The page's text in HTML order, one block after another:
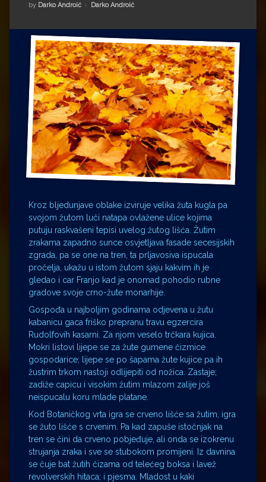
Impressum
Milenko Strižak
Drugi autori
Drugi autori
Matea Andrić
Ljiljana Lekanić-Kljaić
Željko Krznarić
Mario Lovreković
Miroslav Šantek
by Darko Androić Kategorije:
Darko Androić
Kroz bljedunjave oblake izviruje velika žuta kugla pa
svojom žutom luči natapa ovlažene ulice kojima
putuju raskvašeni tepisi uvelog žutog lišća. Žutim
zrakama zapadno sunce osvjetljava fasade secesijskih
zgrada, pa se one na tren, ta prljavosiva ispucala
pročelja, ukažu u istom žutom sjaju kakvim ih je
gledao i car Franjo kad je onomad pohodio rubne
gradove svoje crno-žute monarhije.
Gospođa u najboljim godinama odjevena u žutu
kabanicu gaca friško prepranu travu egzercira
Rudolfovih kasarni. Za njom veselo trčkara kujica.
Mokri listovi lijepe se za žute gumene čizmice
gospodarice; lijepe se po šapama žute kujice pa ih
žustrim trkom nastoji odlijepiti od nožica. Zastaje;
zadiže capicu i visokim žutim mlazom zalije još
neispucalu koru mlade platane.
Kod Botaničkog vrta igra se crveno lišće sa žutim, igra
se žuto lišće s crvenim. Pa kad zapuše istočnjak na
tren se čini da crveno pobjeđuje, ali onda se izokrenu
strujanja zraka i sve se stubokom promijeni. Iz davnina
se čuje bat žutih čizama od telećeg boksa i lavež
revolverskih hitaca; i pjesma. Mladost u kaki